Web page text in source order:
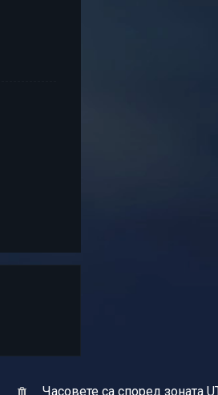
Часовете са според зоната